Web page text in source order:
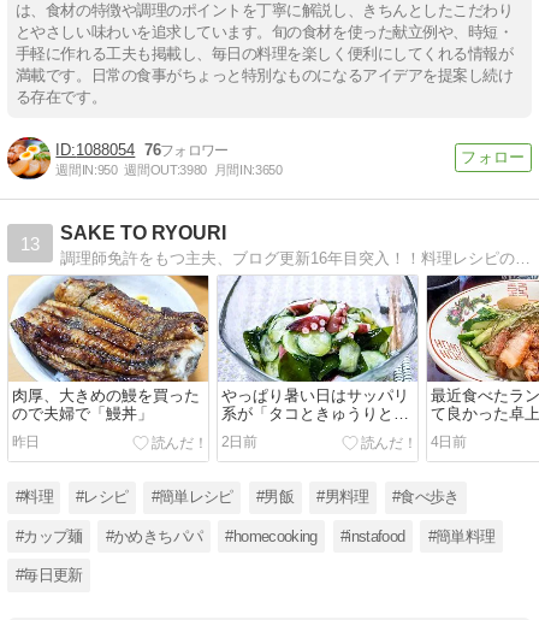
は、食材の特徴や調理のポイントを丁寧に解説し、きちんとしたこだわり
とやさしい味わいを追求しています。旬の食材を使った献立例や、時短・
手軽に作れる工夫も掲載し、毎日の料理を楽しく便利にしてくれる情報が
満載です。日常の食事がちょっと特別なものになるアイデアを提案し続け
る存在です。
1088054 76
週間IN:950 週間OUT:3980 月間IN:3650
13
SAKE TO RYOURI
調理師免許をもつ主夫、ブログ更新16年目突入！！料理レシピの紹介「楽しく作って楽しく食べる」、男が喜ぶレシピ満載ですよ！！
肉厚、大きめの鰻を買った
ので夫婦で「鰻丼」
昨日
やっぱり暑い日はサッパリ
系が「タコときゅうりとワ
カメの酢の物」
2日前
最近食べたラ
て良かった卓
機」
4日前
#料理 #レシピ #簡単レシピ #男飯 #男料理 #食べ歩き
#カップ麺 #かめきちパパ #homecooking #instafood #簡単料理
#毎日更新